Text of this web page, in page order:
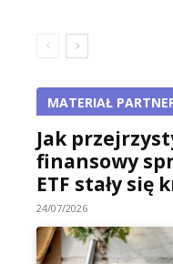
MATERIAŁ
Jak
finansowy
ETF stały
24/07/2026